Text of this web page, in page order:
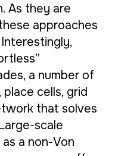
As they are
approaches
a number of
cells, grid
that solves
scale
a non-Von